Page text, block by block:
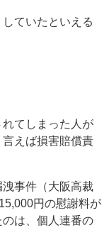
ていたといえる
てしまった人が
えば損害賠償責
事件（大阪高裁
円の慰謝料が
は、個人連番の